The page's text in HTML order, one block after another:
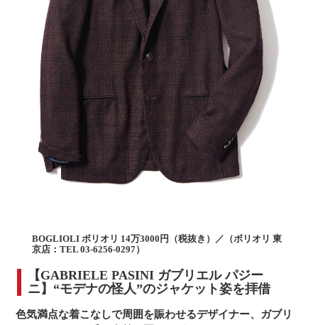
BOGLIOLI ボリオリ 14万3000円（税抜き）／（ボリオリ 東
京店：TEL 03-6256-0297）
【GABRIELE PASINI ガブリエル パジー
ニ】“モデナの怪人”のジャケット姿を拝借
色気満点な着こなしで周囲を賑わせるデザイナー、ガブリ